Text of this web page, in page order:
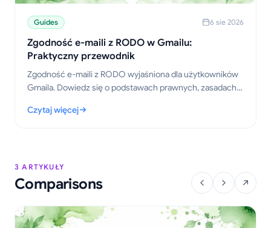
Guides 6 sie 2026
Zgodność e-maili z RODO w Gmailu:
Praktyczny przewodnik
Zgodność e-maili z RODO wyjaśniona dla użytkowników
Gmaila. Dowiedz się o podstawach prawnych, zasadach
wiadomości w sposób prawidłowy w 2026 roku.
Czytaj więcej
: Zgodność e-maili z RODO w Gmailu: Praktyczny przewodnik
3 ARTYKUŁY
Comparisons